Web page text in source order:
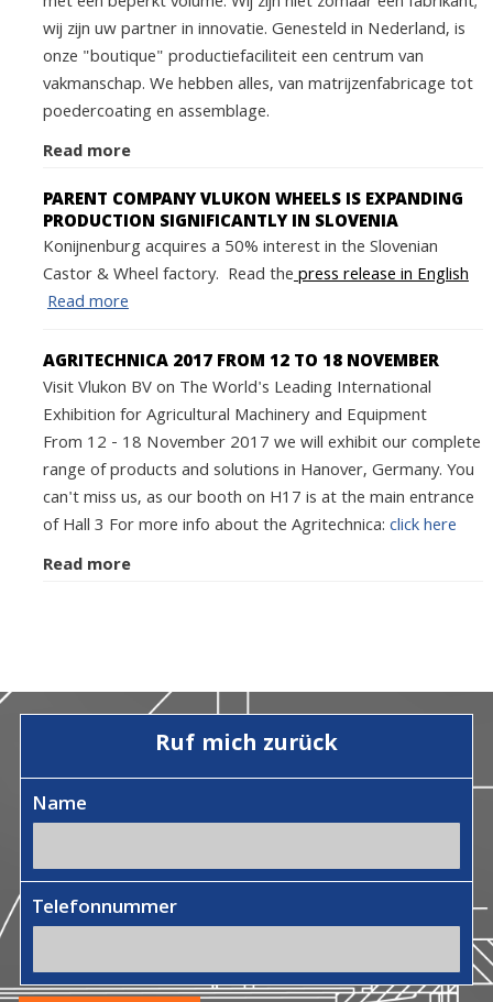
wij zijn uw partner in innovatie. Genesteld in Nederland, is
onze "boutique" productiefaciliteit een centrum van
vakmanschap. We hebben alles, van matrijzenfabricage tot
poedercoating en assemblage.
Read more
PARENT COMPANY VLUKON WHEELS IS EXPANDING
PRODUCTION SIGNIFICANTLY IN SLOVENIA
Konijnenburg acquires a 50% interest in the Slovenian
Castor & Wheel factory. Read thepress release in English
Read more
AGRITECHNICA 2017 FROM 12 TO 18 NOVEMBER
Visit Vlukon BV on The World's Leading International
Exhibition for Agricultural Machinery and Equipment
From 12 - 18 November 2017 we will exhibit our complete
range of products and solutions in Hanover, Germany. You
can't miss us, as our booth on H17 is at the main entrance
of Hall 3 For more info about the Agritechnica:click here
Read more
Ruf mich zurück
Name
Telefonnummer